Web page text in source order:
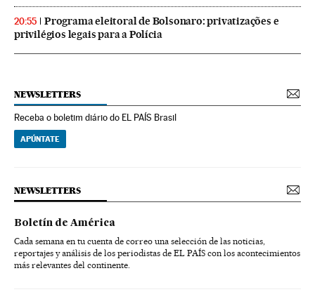
20:55
Programa eleitoral de Bolsonaro: privatizações e
privilégios legais para a Polícia
NEWSLETTERS
Receba o boletim diário do EL PAÍS Brasil
APÚNTATE
NEWSLETTERS
Boletín de América
Cada semana en tu cuenta de correo una selección de las noticias,
reportajes y análisis de los periodistas de EL PAÍS con los acontecimientos
más relevantes del continente.